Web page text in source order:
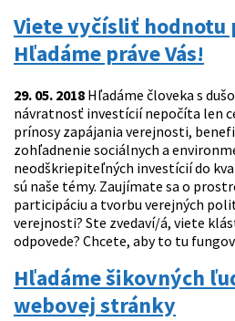
Viete vyčísliť hodnotu
Hľadáme práve Vás!
29. 05. 2018 Hľadáme človeka s
návratnosť investícií nepočíta len
prínosy zapájania verejnosti,
zohľadnenie sociálnych a
neodškriepiteľných investícií do
sú naše témy. Zaujímate sa o
participáciu a tvorbu verejných
verejnosti? Ste zvedaví/á, viete
odpovede? Chcete, aby to tu
Hľadáme šikovných
webovej stránky